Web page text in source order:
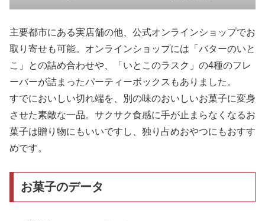
主要都市にある実店舗の他、公式オンラインショップでお
取り寄せも可能。オンラインショップには「バターのいと
こ」との詰め合わせや、「いとこのラスク」の4種のフレ
ーバーが詰まったパーティーボックスもありました。
すでにおいしい切れ端を、別の味のおいしいお菓子に変身
させた素敵な一品。サクサク食感に手が止まらなくなるお
菓子は贈り物にもいいですし、独り占めおやつにもおすす
めです。
お菓子のデータ